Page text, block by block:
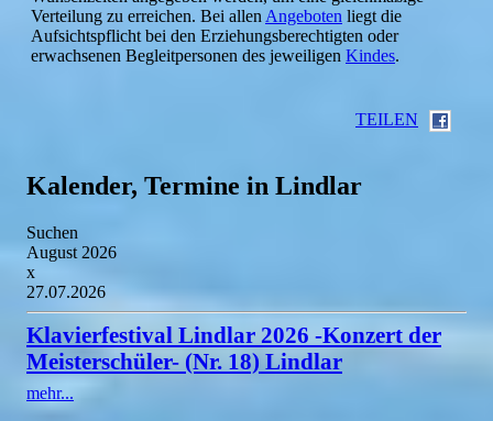
Verteilung zu erreichen. Bei allen Angeboten liegt die
Aufsichtspflicht bei den Erziehungsberechtigten oder
erwachsenen Begleitpersonen des jeweiligen Kindes.
TEILEN
Kalender, Termine in Lindlar
Suchen
August 2026
x
27.07.2026
Klavierfestival Lindlar 2026 -Konzert der
Meisterschüler- (Nr. 18) Lindlar
mehr...